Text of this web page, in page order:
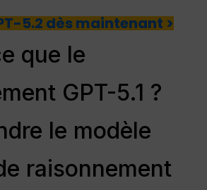
5.2 dès maintenant >
que le
GPT-5.1 ?
le modèle
raisonnement